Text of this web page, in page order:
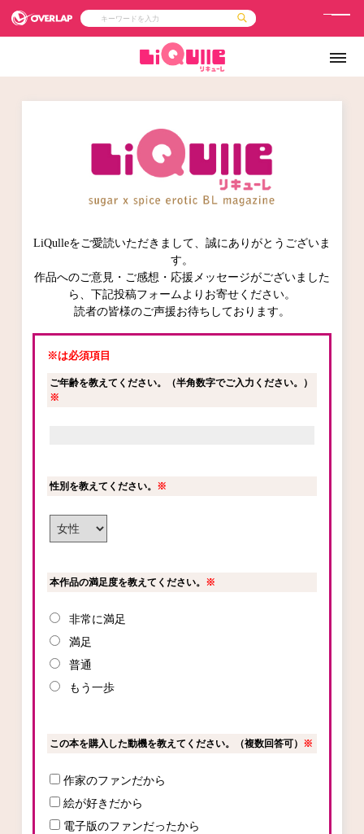
ライトノベル
お問い合わせはこちら
オーバーラップ文庫
オーバーラップノベルス
オーバーラップノベルスf
コミックエッセイ
メ
ー
LiQulleをご愛読いただきまして、誠にありがとうございま
す。
作品へのご意見・ご感想・応援メッセージがございました
ら、下記投稿フォームよりお寄せください。
読者の皆様のご声援お待ちしております。
※は必須項目
ご年齢を教えてください。（半角数字でご入力ください。）
※
性別を教えてください。 ※
本作品の満足度を教えてください。 ※
非常に満足
満足
普通
もう一歩
この本を購入した動機を教えてください。（複数回答可） ※
作家のファンだから
絵が好きだから
電子版のファンだったから